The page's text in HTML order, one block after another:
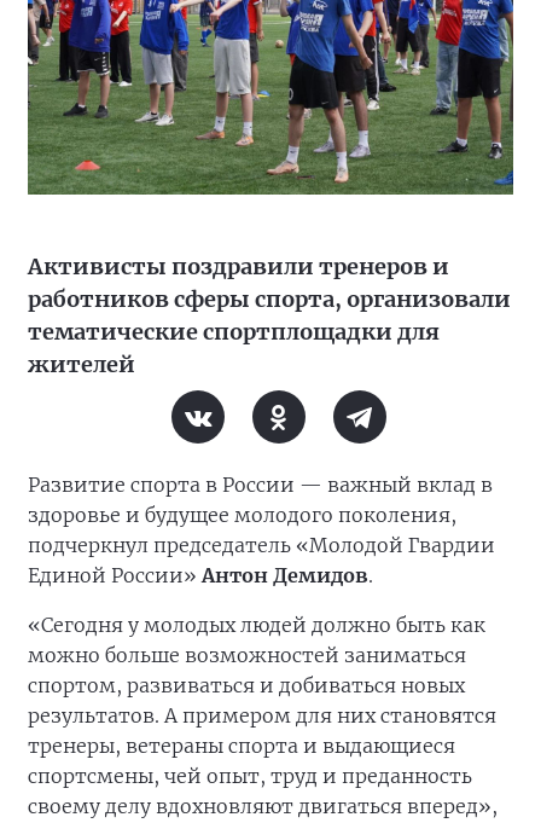
Активисты поздравили тренеров и
работников сферы спорта, организовали
тематические спортплощадки для
жителей
Развитие спорта в России — важный вклад в
здоровье и будущее молодого поколения,
подчеркнул председатель «Молодой Гвардии
Единой России»Антон Демидов.
«Сегодня у молодых людей должно быть как
можно больше возможностей заниматься
спортом, развиваться и добиваться новых
результатов. А примером для них становятся
тренеры, ветераны спорта и выдающиеся
спортсмены, чей опыт, труд и преданность
своему делу вдохновляют двигаться вперед»,